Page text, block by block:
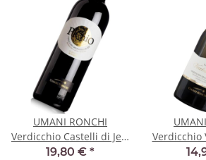
UMANI RONCHI
Verdicchio Castelli di Jesi
Plenio Riserva 2021 DOC
19,80 € *
Verdicchio